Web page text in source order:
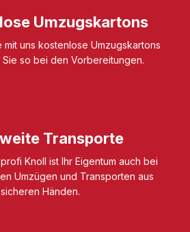
Umzugskartons
mit uns kostenlose Umzugskartons
so bei den Vorbereitungen.
Transporte
Knoll ist Ihr Eigentum auch bei
Umzügen und Transporten aus
Händen.